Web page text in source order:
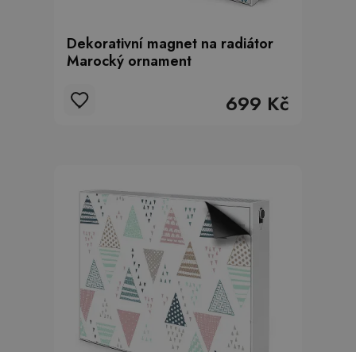
Dekorativní magnet na radiátor
Marocký ornament
699 Kč